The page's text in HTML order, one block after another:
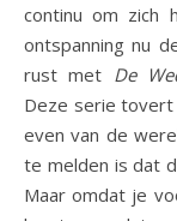
continu om zich
ontspanning nu
rust met De
Deze serie tovert
even van de
te melden is dat
Maar omdat je